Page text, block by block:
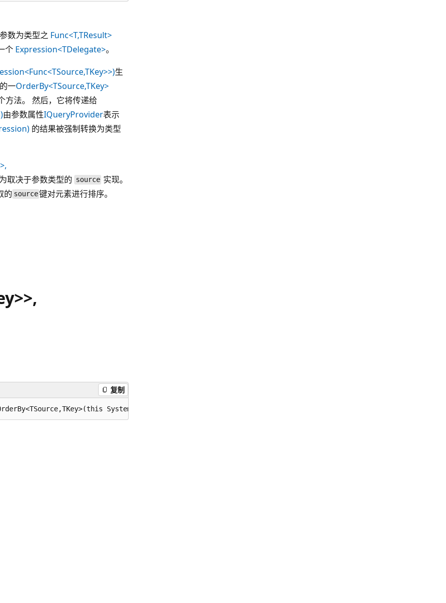
数为类型之 Func<T,TResult>
个 Expression<TDelegate>。
生
一OrderBy<TSource,TKey>
方法。 然后，它将传递给
由参数属性IQueryProvider表示
的结果被强制转换为类型
取决于参数类型的 source 实现。
的 source键对元素进行排序。
复制
System.Linq.IQueryable<TSource> source,